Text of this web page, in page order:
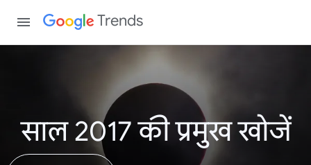
Trends
साल 2017 की प्रमुख खोजें